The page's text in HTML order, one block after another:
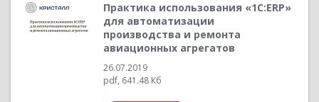
Практика использования «1С:ERP»
для автоматизации
производства и ремонта
авиационных агрегатов
26.07.2019
pdf, 641.48 Кб